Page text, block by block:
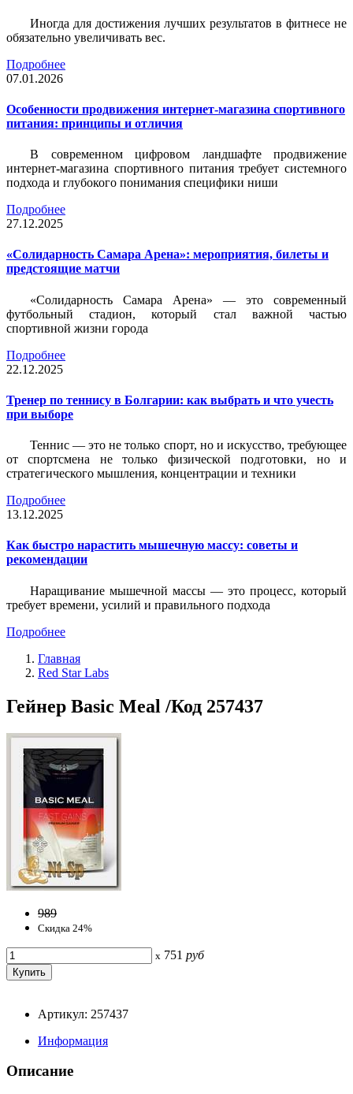
Иногда для достижения лучших результатов в фитнесе не
обязательно увеличивать вес.
Подробнее
07.01.2026
Особенности продвижения интернет-магазина спортивного
питания: принципы и отличия
В современном цифровом ландшафте продвижение
интернет-магазина спортивного питания требует системного
подхода и глубокого понимания специфики ниши
Подробнее
27.12.2025
«Солидарность Самара Арена»: мероприятия, билеты и
предстоящие матчи
«Солидарность Самара Арена» — это современный
футбольный стадион, который стал важной частью
спортивной жизни города
Подробнее
22.12.2025
Тренер по теннису в Болгарии: как выбрать и что учесть
при выборе
Теннис — это не только спорт, но и искусство, требующее
от спортсмена не только физической подготовки, но и
стратегического мышления, концентрации и техники
Подробнее
13.12.2025
Как быстро нарастить мышечную массу: советы и
рекомендации
Наращивание мышечной массы — это процесс, который
требует времени, усилий и правильного подхода
Подробнее
Главная
Red Star Labs
Гейнер Basic Meal /Код 257437
989
Скидка 24%
x 751 руб
Артикул: 257437
Информация
Описание